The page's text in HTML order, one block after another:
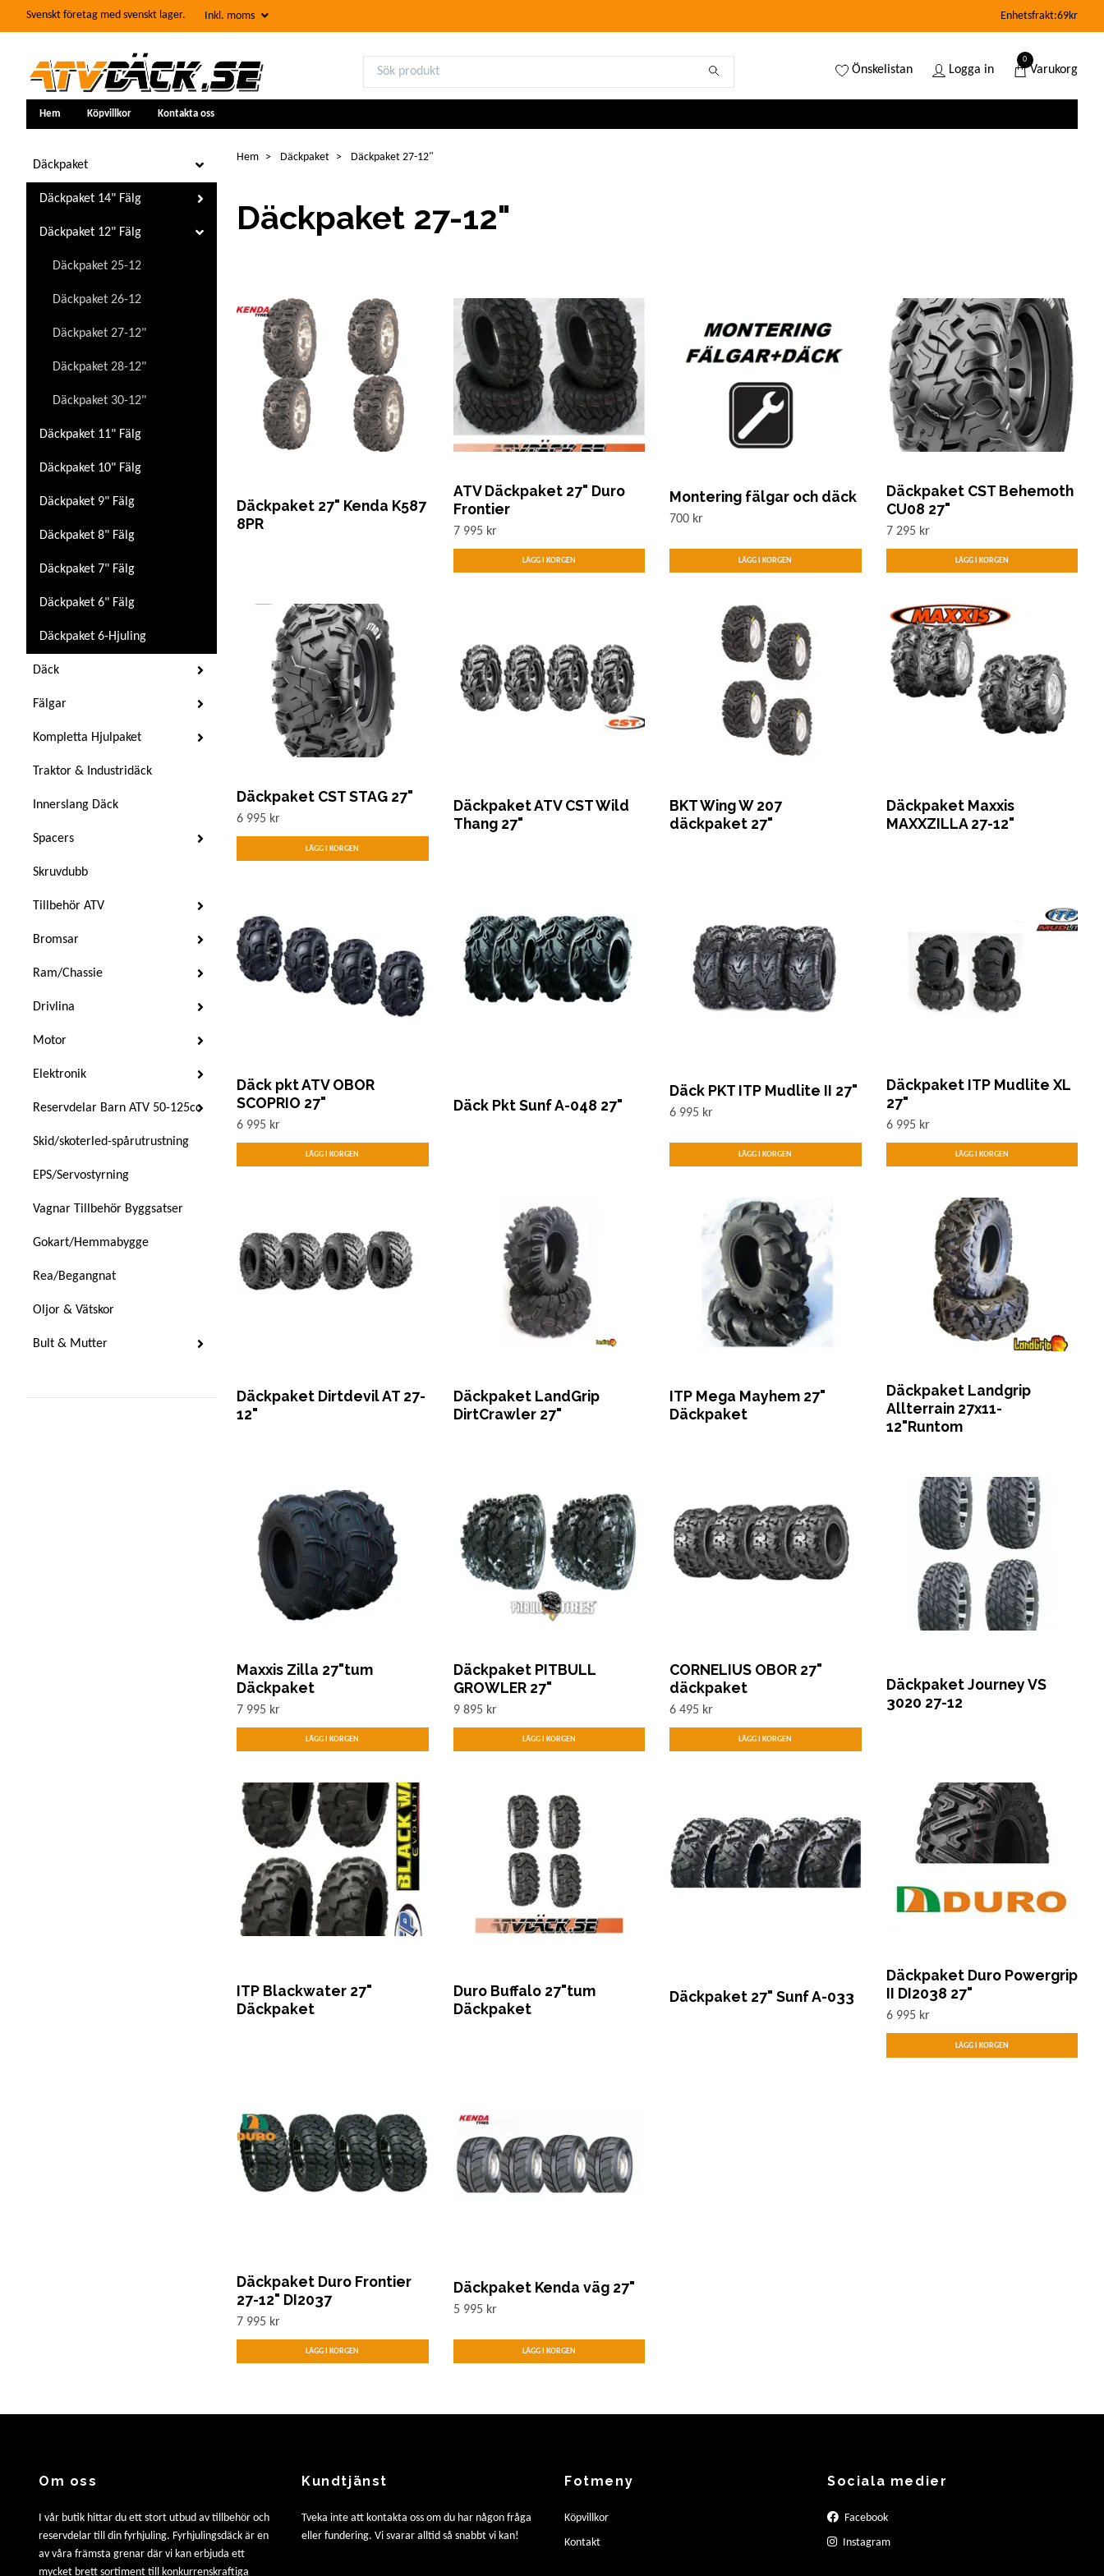
Svenskt företag med svenskt lager. Inkl. moms Enhetsfrakt:69kr
Önskelistan Logga in
0
Varukorg
Hem Köpvillkor Kontakta oss
Däckpaket
Däckpaket 14" Fälg
Däckpaket 12" Fälg
Däckpaket 25-12
Däckpaket 26-12
Däckpaket 27-12"
Däckpaket 28-12"
Däckpaket 30-12"
Däckpaket 11" Fälg
Däckpaket 10" Fälg
Däckpaket 9" Fälg
Däckpaket 8" Fälg
Däckpaket 7" Fälg
Däckpaket 6" Fälg
Däckpaket 6-Hjuling
Däck
Fälgar
Kompletta Hjulpaket
Traktor & Industridäck
Innerslang Däck
Spacers
Skruvdubb
Tillbehör ATV
Bromsar
Ram/Chassie
Drivlina
Motor
Elektronik
Reservdelar Barn ATV 50-125cc
Skid/skoterled-spårutrustning
EPS/Servostyrning
Vagnar Tillbehör Byggsatser
Gokart/Hemmabygge
Rea/Begangnat
Oljor & Vätskor
Bult & Mutter
Hem Däckpaket Däckpaket 27-12"
Däckpaket 27-12"
Däckpaket 27" Kenda K587
8PR
ATV Däckpaket 27" Duro
Frontier
7 995 kr
Montering fälgar och däck
700 kr
Däckpaket CST Behemoth
CU08 27"
7 295 kr
Däckpaket CST STAG 27"
6 995 kr
Däckpaket ATV CST Wild
Thang 27"
BKT Wing W 207
däckpaket 27"
Däckpaket Maxxis
MAXXZILLA 27-12"
Däck pkt ATV OBOR
SCOPRIO 27"
6 995 kr
Däck Pkt Sunf A-048 27"
Däck PKT ITP Mudlite II 27"
6 995 kr
Däckpaket ITP Mudlite XL
27"
6 995 kr
Däckpaket Dirtdevil AT 27-
12"
Däckpaket LandGrip
DirtCrawler 27"
ITP Mega Mayhem 27"
Däckpaket
Däckpaket Landgrip
Allterrain 27x11-
12"Runtom
Maxxis Zilla 27"tum
Däckpaket
7 995 kr
Däckpaket PITBULL
GROWLER 27"
9 895 kr
CORNELIUS OBOR 27"
däckpaket
6 495 kr
Däckpaket Journey VS
3020 27-12
ITP Blackwater 27"
Däckpaket
Duro Buffalo 27"tum
Däckpaket
Däckpaket 27" Sunf A-033
Däckpaket Duro Powergrip
II DI2038 27"
6 995 kr
Däckpaket Duro Frontier
27-12" DI2037
7 995 kr
Däckpaket Kenda väg 27"
5 995 kr
Om oss
I vår butik hittar du ett stort utbud av tillbehör och
reservdelar till din fyrhjuling. Fyrhjulingsdäck är en
av våra främsta grenar där vi kan erbjuda ett
mycket brett sortiment till konkurrenskraftiga
Kundtjänst
Tveka inte att kontakta oss om du har någon fråga
eller fundering. Vi svarar alltid så snabbt vi kan!
Fotmeny
Köpvillkor
Kontakt
Sociala medier
Facebook
Instagram